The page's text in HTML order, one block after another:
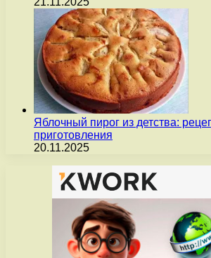
Яблочный пирог из детства:
приготовления
20.11.2025